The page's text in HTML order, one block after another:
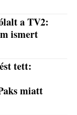
a TV2:
ismert
tett:
miatt